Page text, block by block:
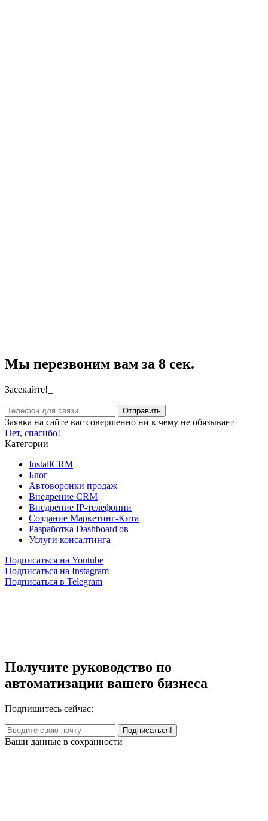
Мы перезвоним вам за 8 сек.
Засекайте!_
Заявка на сайте вас совершенно ни к чему не обязывает
Нет, спасибо!
Категории
InstallCRM
Блог
Автоворонки продаж
Внедрение CRM
Внедрение IP-телефонии
Создание Маркетинг-Кита
Разработка Dashboard'ов
Услуги консалтинга
Подписаться на Youtube
Подписаться на Instagram
Подписаться в Telegram
Получите руководство по
автоматизации вашего бизнеса
Подпишитесь сейчас:
Ваши данные в сохранности